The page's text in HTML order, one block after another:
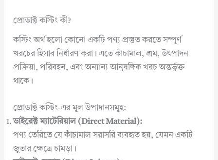
প্রোডাক্ট কস্টিং কী?
কস্টিং অর্থ হলো কোনো একটি পণ্য প্রস্তুত করতে সম্পূর্ণ
খরচের হিসাব নির্ধারণ করা। এতে কাঁচামাল, শ্রম, উৎপাদন
প্রক্রিয়া, পরিবহন, এবং অন্যান্য আনুষঙ্গিক খরচ অন্তর্ভুক্ত
থাকে।
প্রোডাক্ট কস্টিং-এর মূল উপাদানসমূহ:
ডাইরেক্ট ম্যাটেরিয়াল (Direct Material):
পণ্য তৈরিতে যে কাঁচামাল সরাসরি ব্যবহৃত হয়, যেমন একটি
জুতার ক্ষেত্রে চামড়া।